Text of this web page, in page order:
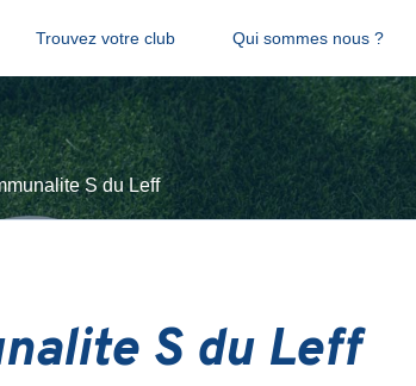
Trouvez votre club Qui sommes nous ?
S du Leff
S du Leff